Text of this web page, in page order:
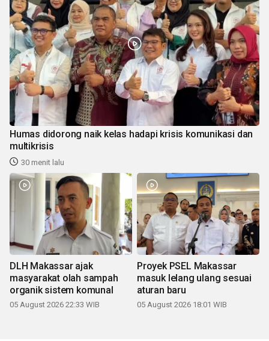
Humas didorong naik kelas hadapi krisis komunikasi dan
multikrisis
30 menit lalu
DLH Makassar ajak
masyarakat olah sampah
organik sistem komunal
05 August 2026 22:33 WIB
Proyek PSEL Makassar
masuk lelang ulang sesuai
aturan baru
05 August 2026 18:01 WIB